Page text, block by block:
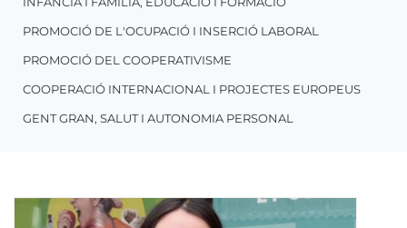
PROMOCIÓ DE L'OCUPACIÓ I INSERCIÓ LABORAL
PROMOCIÓ DEL COOPERATIVISME
COOPERACIÓ INTERNACIONAL I PROJECTES EUROPEUS
GENT GRAN, SALUT I AUTONOMIA PERSONAL